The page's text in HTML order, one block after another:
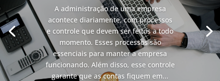
A administração de uma empresa
acontece diariamente, com processos
e controle que devem ser feitos a todo
momento. Esses processos são
essenciais para manter a empresa
funcionando. Além disso, esse controle
garante que as contas fiquem em...